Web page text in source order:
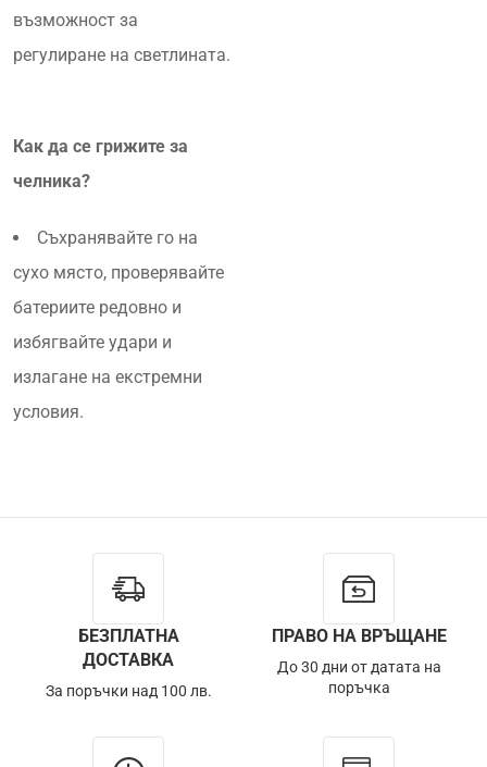
възможност за
регулиране на светлината.
Как да се грижите за
челника?
Съхранявайте го на
сухо място, проверявайте
батериите редовно и
избягвайте удари и
излагане на екстремни
условия.
БЕЗПЛАТНА
ДОСТАВКА
За поръчки над 100 лв.
ПРАВО НА ВРЪЩАНЕ
До 30 дни от датата на
поръчка